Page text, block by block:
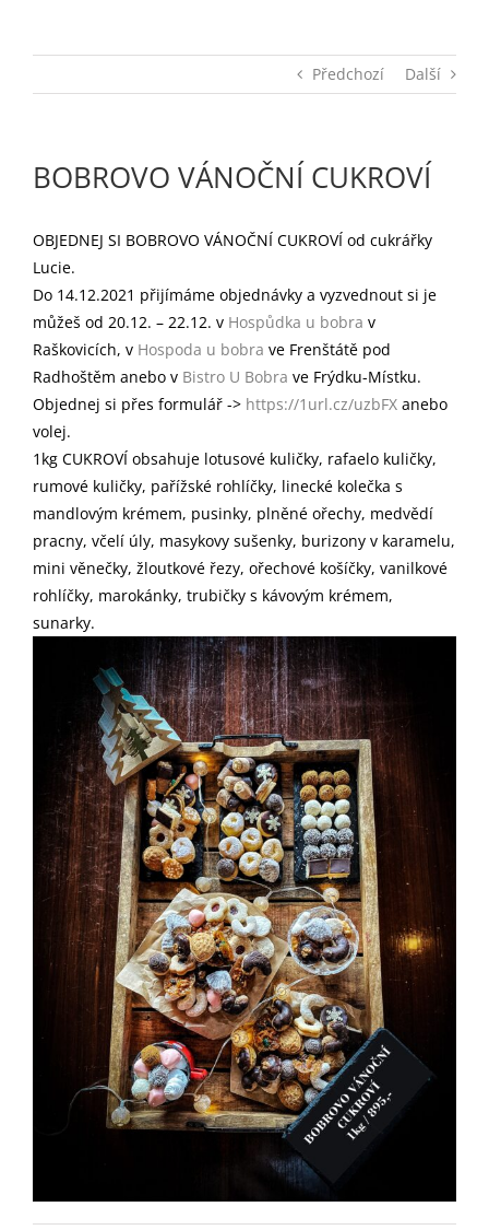
Předchozí Další
BOBROVO VÁNOČNÍ CUKROVÍ
OBJEDNEJ SI BOBROVO VÁNOČNÍ CUKROVÍ od cukrářky
Lucie.
Do 14.12.2021 přijímáme objednávky a vyzvednout si je
můžeš od 20.12. – 22.12. v Hospůdka u bobra v
Raškovicích, v Hospoda u bobra ve Frenštátě pod
Radhoštěm anebo v Bistro U Bobra ve Frýdku-Místku.
Objednej si přes formulář -> https://1url.cz/uzbFX anebo
volej.
1kg CUKROVÍ obsahuje lotusové kuličky, rafaelo kuličky,
rumové kuličky, pařížské rohlíčky, linecké kolečka s
mandlovým krémem, pusinky, plněné ořechy, medvědí
pracny, včelí úly, masykovy sušenky, burizony v karamelu,
mini věnečky, žloutkové řezy, ořechové košíčky, vanilkové
rohlíčky, marokánky, trubičky s kávovým krémem,
sunarky.